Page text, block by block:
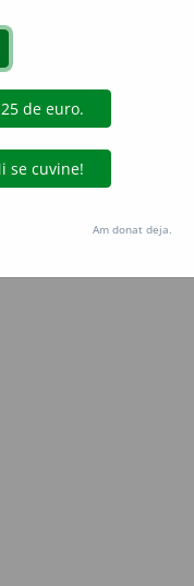
dexonline.ro)
de extragere automată
oferite oficial spre utilizare
Hosterion
Am donat deja.